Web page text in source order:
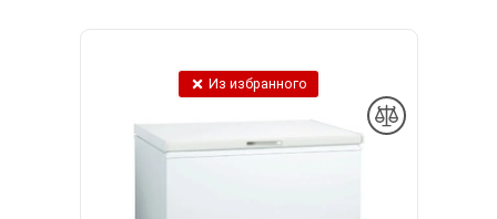
Из избранного